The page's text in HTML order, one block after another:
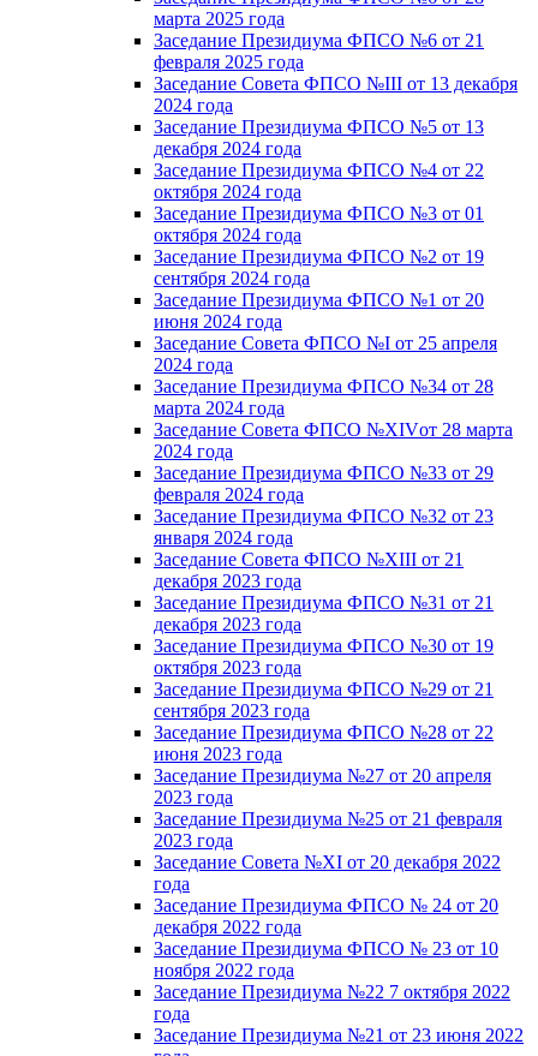
марта 2025 года
Заседание Президиума ФПСО №6 от 21
февраля 2025 года
Заседание Совета ФПСО №III от 13 декабря
2024 года
Заседание Президиума ФПСО №5 от 13
декабря 2024 года
Заседание Президиума ФПСО №4 от 22
октября 2024 года
Заседание Президиума ФПСО №3 от 01
октября 2024 года
Заседание Президиума ФПСО №2 от 19
сентября 2024 года
Заседание Президиума ФПСО №1 от 20
июня 2024 года
Заседание Совета ФПСО №I от 25 апреля
2024 года
Заседание Президиума ФПСО №34 от 28
марта 2024 года
Заседание Совета ФПСО №XIVот 28 марта
2024 года
Заседание Президиума ФПСО №33 от 29
февраля 2024 года
Заседание Президиума ФПСО №32 от 23
января 2024 года
Заседание Совета ФПСО №XIII от 21
декабря 2023 года
Заседание Президиума ФПСО №31 от 21
декабря 2023 года
Заседание Президиума ФПСО №30 от 19
октября 2023 года
Заседание Президиума ФПСО №29 от 21
сентября 2023 года
Заседание Президиума ФПСО №28 от 22
июня 2023 года
Заседание Президиума №27 от 20 апреля
2023 года
Заседание Президиума №25 от 21 февраля
2023 года
Заседание Совета №XI от 20 декабря 2022
года
Заседание Президиума ФПСО № 24 от 20
декабря 2022 года
Заседание Президиума ФПСО № 23 от 10
ноября 2022 года
Заседание Президиума №22 7 октября 2022
года
Заседание Президиума №21 от 23 июня 2022